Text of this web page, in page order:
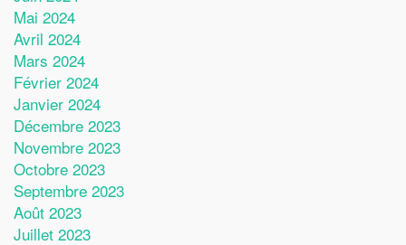
Mai 2024
Avril 2024
Mars 2024
Février 2024
Janvier 2024
Décembre 2023
Novembre 2023
Octobre 2023
Septembre 2023
Août 2023
Juillet 2023